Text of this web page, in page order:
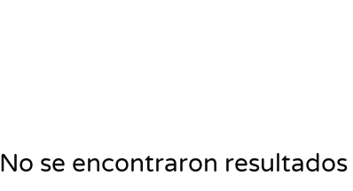
No se encontraron resultados